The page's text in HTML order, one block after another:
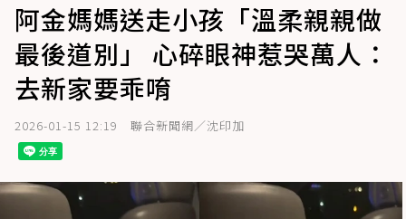
阿金媽媽送走小孩「溫柔親親做
最後道別」 心碎眼神惹哭萬人：
去新家要乖唷
2026-01-15 12:19 聯合新聞網／沈印加